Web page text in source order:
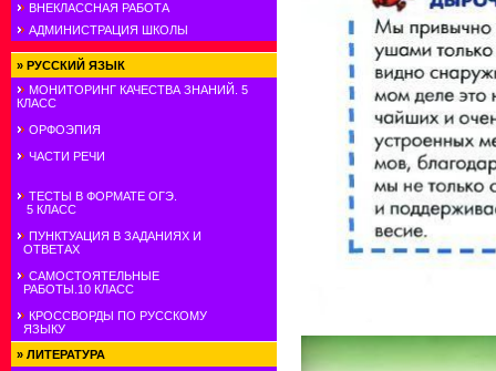
ВНЕКЛАССНАЯ РАБОТА
АДМИНИСТРАЦИЯ ШКОЛЫ
» РУССКИЙ ЯЗЫК
МОНИТОРИНГ КАЧЕСТВА ЗНАНИЙ. 5
КЛАСС
ОРФОЭПИЯ
ЧАСТИ РЕЧИ
ТЕСТЫ В ФОРМАТЕ ОГЭ.
5 КЛАСС
ПУНКТУАЦИЯ В ЗАДАНИЯХ И
ОТВЕТАХ
САМОСТОЯТЕЛЬНЫЕ
РАБОТЫ.10 КЛАСС
КРОССВОРДЫ ПО РУССКОМУ
ЯЗЫКУ
» ЛИТЕРАТУРА